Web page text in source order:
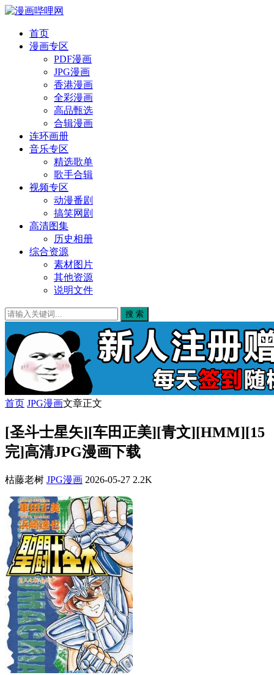
首页
漫画专区
PDF漫画
JPG漫画
香港漫画
全彩漫画
高品甄选
合辑漫画
连环画册
音乐专区
精选歌单
歌手合辑
视频专区
动漫番剧
搞笑网剧
高清图集
历史相册
综合资源
素材图片
其他资源
说明文件
搜 索
首页 JPG漫画文章正文
[圣斗士星矢][车田正美][青文][HMM][15
完]高清JPG漫画下载
枯藤老树 JPG漫画 2026-05-27 2.2K